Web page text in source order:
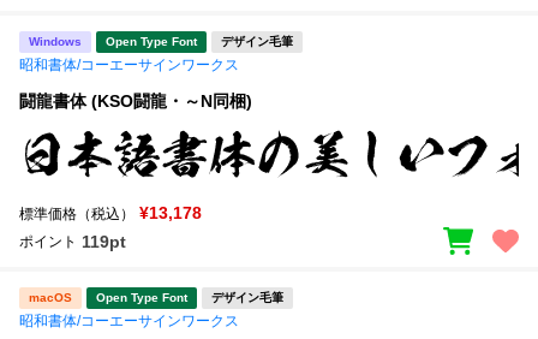
Windows Open Type Font デザイン毛筆
昭和書体/コーエーサインワークス
闘龍書体 (KSO闘龍・～N同梱)
標準価格（税込） ¥13,178
ポイント 119pt
macOS Open Type Font デザイン毛筆
昭和書体/コーエーサインワークス